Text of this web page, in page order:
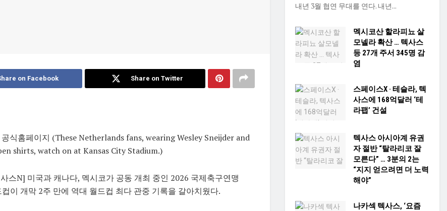
on Facebook Share on Twitter
식홈페이지 (These Netherlands fans, wearing Wesley Sneijder and
shirts, watch on at Kansas City Stadium.)
스N] 미국과 캐나다, 멕시코가 공동 개최 중인 2026 국제축구연맹
이 개막 2주 만에 역대 월드컵 최다 관중 기록을 갈아치웠다.
내년 3월 협연 무대를 연다. 내년...
멕시코산 할라피뇨 살
모넬라 확산 … 텍사스
등 27개 주서 345명 감
염
스페이스X · 테슬라, 텍
사스에 168억달러 ‘테
라팹’ 건설
텍사스 아시아계 유권
자 절반 “탈라리코 잘
모른다” … 3분의 2는
“지지 얻으려면 더 노력
해야”
나카섹 텍사스, ‘요즘